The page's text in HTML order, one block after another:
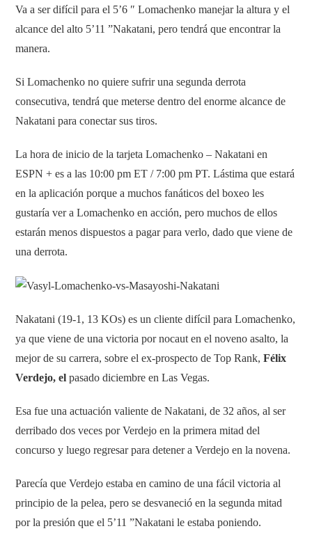
Va a ser difícil para el 5’6 ″ Lomachenko manejar la altura y el
alcance del alto 5’11 ”Nakatani, pero tendrá que encontrar la
manera.
Si Lomachenko no quiere sufrir una segunda derrota
consecutiva, tendrá que meterse dentro del enorme alcance de
Nakatani para conectar sus tiros.
La hora de inicio de la tarjeta Lomachenko – Nakatani en
ESPN + es a las 10:00 pm ET / 7:00 pm PT. Lástima que estará
en la aplicación porque a muchos fanáticos del boxeo les
gustaría ver a Lomachenko en acción, pero muchos de ellos
estarán menos dispuestos a pagar para verlo, dado que viene de
una derrota.
Nakatani (19-1, 13 KOs) es un cliente difícil para Lomachenko,
ya que viene de una victoria por nocaut en el noveno asalto, la
mejor de su carrera, sobre el ex-prospecto de Top Rank,Félix
Verdejo, el pasado diciembre en Las Vegas.
Esa fue una actuación valiente de Nakatani, de 32 años, al ser
derribado dos veces por Verdejo en la primera mitad del
concurso y luego regresar para detener a Verdejo en la novena.
Parecía que Verdejo estaba en camino de una fácil victoria al
principio de la pelea, pero se desvaneció en la segunda mitad
por la presión que el 5’11 ”Nakatani le estaba poniendo.